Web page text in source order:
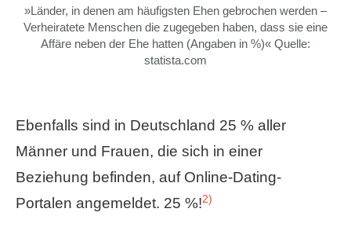
»Länder, in denen am häufigsten Ehen gebrochen werden –
Verheiratete Menschen die zugegeben haben, dass sie eine
Affäre neben der Ehe hatten (Angaben in %)« Quelle:
statista.com
Ebenfalls sind in Deutschland 25 % aller
Männer und Frauen, die sich in einer
Beziehung befinden, auf Online-Dating-
Portalen angemeldet. 25 %!2)